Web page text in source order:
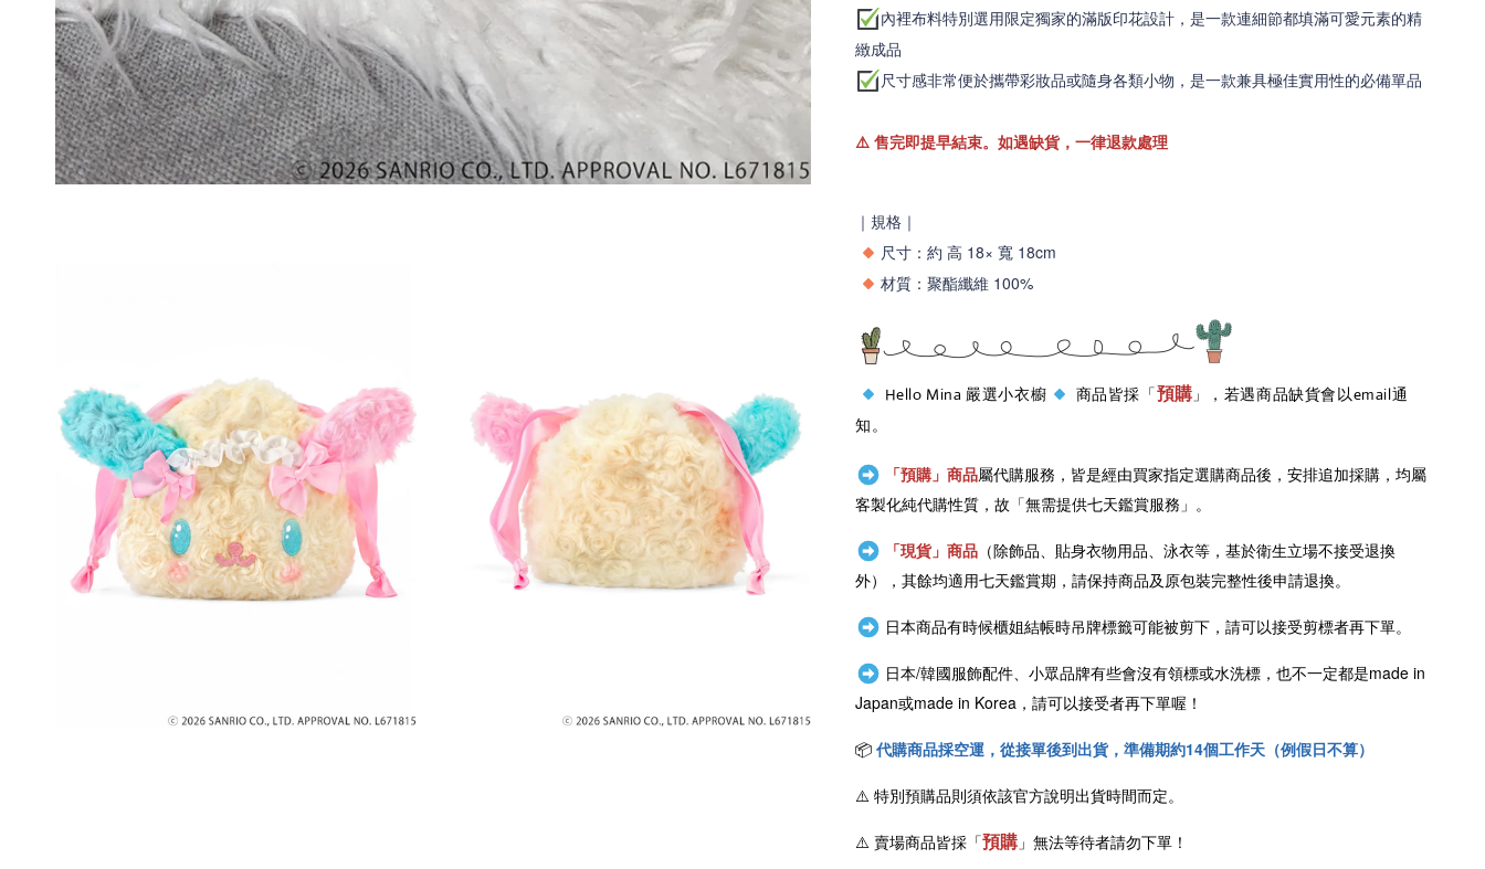
內裡布料特別選用限定獨家的滿版印花設計，是一款連細節都填滿可愛元素的精
緻成品
尺寸感非常便於攜帶彩妝品或隨身各類小物，是一款兼具極佳實用性的必備單品
⚠️售完即提早結束。如遇缺貨，一律退款處理
｜規格｜
尺寸： 約 高 18× 寬 18cm
材質： 聚酯纖維 100%
Hello Mina 嚴選小衣櫥 商品皆採「預購」，若遇商品缺貨會以email通
知。
「預購」商品屬代購服務，皆是經由買家指定選購商品後，安排追加採購，均屬
客製化純代購性質，故「無需提供七天鑑賞服務」。
「現貨」商品（除飾品、貼身衣物用品、泳衣等，基於衛生立場不接受退換
外），其餘均適用七天鑑賞期，請保持商品及原包裝完整性後申請退換。
日本商品有時候櫃姐結帳時吊牌標籤可能被剪下，請可以接受剪標者再下單。
日本/韓國服飾配件、小眾品牌有些會沒有領標或水洗標，也不一定都是made in
Japan或made in Korea，請可以接受者再下單喔！
📦代購商品採空運，從接單後到出貨，準備期約14個工作天（例假日不算）
⚠️特別預購品則須依該官方說明出貨時間而定。
⚠️ 賣場商品皆採 「預購 」無法等待者請勿下單！